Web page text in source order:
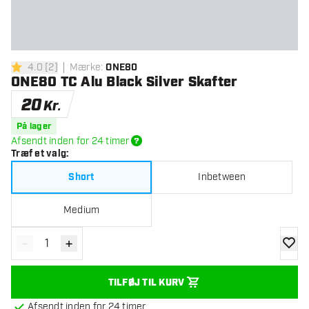
4 bedømmelsesstjerner
4.0 [2] Mærke: ONE80
ONE80 TC Alu Black Silver Skafter
20Kr.
På lager
Afsendt inden for 24 timer
Træf et valg:
Short
Inbetween
Medium
Reducér antal
- Øg antal
+
TILFØJ TIL KURV
Afsendt inden for 24 timer